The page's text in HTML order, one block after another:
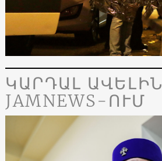
ԿԱՐԴԱԼ ԱՎԵԼԻՆ
JAMNEWS-ՈՒՄ